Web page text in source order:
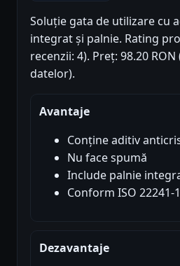
Soluție gata de utilizare cu
integrat și palnie. Rating
recenzii: 4). Preț: 98.20
datelor).
Avantaje
Conține aditiv
Nu face spumă
Include palnie
Conform ISO 22241-1
Dezavantaje